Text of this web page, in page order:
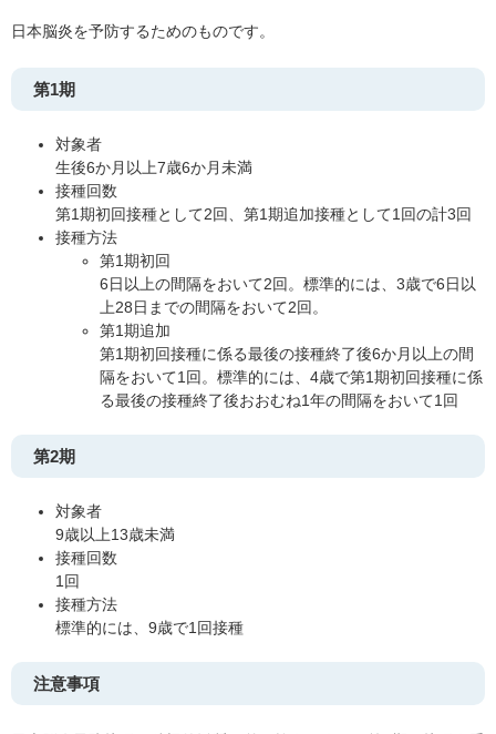
日本脳炎を予防するためのものです。
第1期
対象者
生後6か月以上7歳6か月未満
接種回数
第1期初回接種として2回、第1期追加接種として1回の計3回
接種方法
第1期初回
6日以上の間隔をおいて2回。標準的には、3歳で6日以
上28日までの間隔をおいて2回。
第1期追加
第1期初回接種に係る最後の接種終了後6か月以上の間
隔をおいて1回。標準的には、4歳で第1期初回接種に係
る最後の接種終了後おおむね1年の間隔をおいて1回
第2期
対象者
9歳以上13歳未満
接種回数
1回
接種方法
標準的には、9歳で1回接種
注意事項